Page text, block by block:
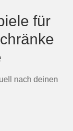
für
nach deinen